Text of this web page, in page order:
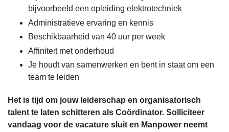
bijvoorbeeld een opleiding elektrotechniek
Administratieve ervaring en kennis
Beschikbaarheid van 40 uur per week
Affiniteit met onderhoud
Je houdt van samenwerken en bent in staat om een
team te leiden
Het is tijd om jouw leiderschap en organisatorisch
talent te laten schitteren als Coördinator. Solliciteer
vandaag voor de vacature sluit en Manpower neemt